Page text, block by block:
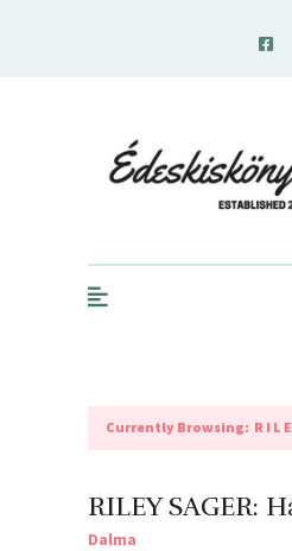
Currently Browsing:
RILEY SAGER:
Dalma